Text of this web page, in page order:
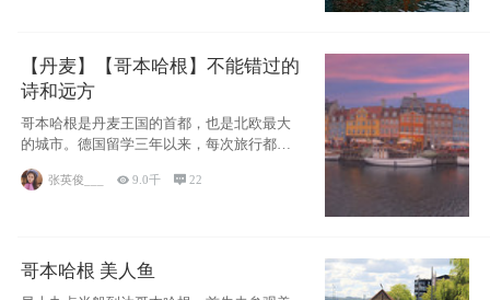
【丹麦】【哥本哈根】不能错过的
诗和远方
哥本哈根是丹麦王国的首都，也是北欧最大
的城市。德国留学三年以来，每次旅行都是
张英俊___ 9.0千 22
哥本哈根 美人鱼